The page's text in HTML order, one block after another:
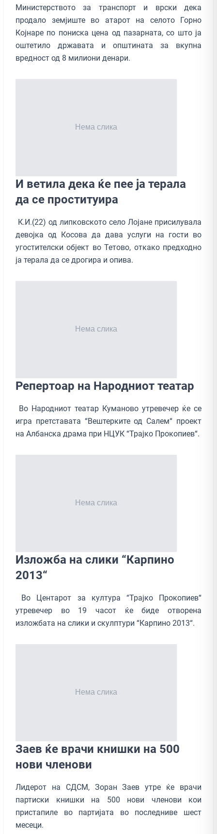
Министерството за транспорт и врски дека
продало земјиште во атарот на селото Горно
Којнаре по пониска цена од пазарната, со што ја
оштетило државата и општината за вкупна
вредност од 8 милиони денари.
И ветила дека ќе пее ја терала
да се проституира
К.И.(22) од липковското село Лојане присилувала
девојка од Косова да дава услуги на гости во
угостителски објект во Тетово, откако предходно
ја терала да се дрогира и опива.
Репертоар на Народниот театар
Во Народниот театар Куманово утревечер ќе се
игра претставата “Вештерките од Салем“ проект
на Албанска драма при НЦУК “Трајко Прокопиев“.
Изложба на слики “Карпино
2013“
Во Центарот за култура “Трајко Прокопиев“
утревечер во 19 часот ќе биде отворена
изложбата на слики и скулптури “Карпино 2013“.
Заев ќе врачи книшки на 500
нови членови
Лидерот на СДСМ, Зоран Заев утре ќе врачи
партиски книшки на 500 нови членови кои
пристапиле во партијата во последниве шест
месеци.